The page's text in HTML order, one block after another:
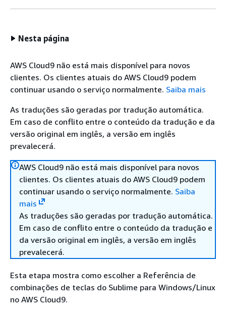
Nesta página
AWS Cloud9 não está mais disponível para novos
clientes. Os clientes atuais do AWS Cloud9 podem
continuar usando o serviço normalmente. Saiba mais
As traduções são geradas por tradução automática.
Em caso de conflito entre o conteúdo da tradução e da
versão original em inglês, a versão em inglês
prevalecerá.
AWS Cloud9 não está mais disponível para novos
clientes. Os clientes atuais do AWS Cloud9 podem
continuar usando o serviço normalmente. Saiba
mais
As traduções são geradas por tradução automática.
Em caso de conflito entre o conteúdo da tradução e
da versão original em inglês, a versão em inglês
prevalecerá.
Esta etapa mostra como escolher a Referência de
combinações de teclas do Sublime para Windows/Linux
no AWS Cloud9.